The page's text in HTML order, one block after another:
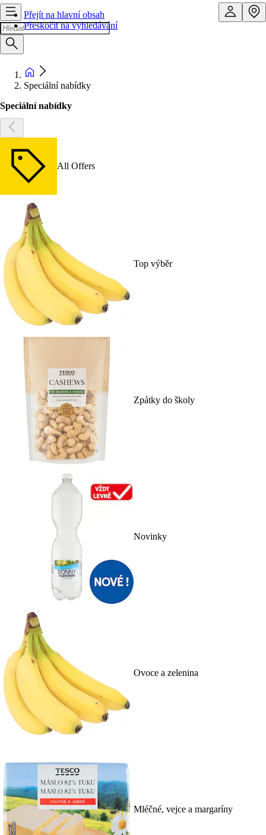
Přejít na hlavní obsah
Přeskočit na vyhledávání
Speciální nabídky
Speciální nabídky
All Offers
Top výběr
Zpátky do školy
Novinky
Ovoce a zelenina
Mléčné, vejce a margaríny